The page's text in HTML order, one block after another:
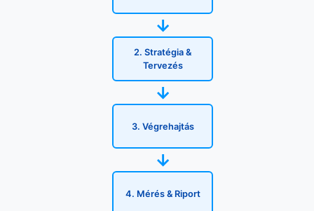
→
2. Stratégia &
Tervezés
→
3. Végrehajtás
→
4. Mérés & Riport